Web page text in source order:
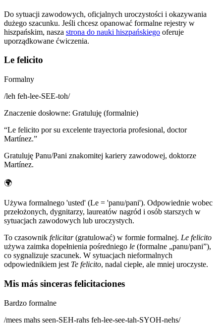
Do sytuacji zawodowych, oficjalnych uroczystości i okazywania
dużego szacunku. Jeśli chcesz opanować formalne rejestry w
hiszpańskim, nasza strona do nauki hiszpańskiego oferuje
uporządkowane ćwiczenia.
Le felicito
Formalny
/leh feh-lee-SEE-toh/
Znaczenie dosłowne: Gratuluję (formalnie)
“Le felicito por su excelente trayectoria profesional, doctor
Martínez.”
Gratuluję Panu/Pani znakomitej kariery zawodowej, doktorze
Martínez.
🌍
Używa formalnego 'usted' (Le = 'panu/pani'). Odpowiednie wobec
przełożonych, dygnitarzy, laureatów nagród i osób starszych w
sytuacjach zawodowych lub uroczystych.
To czasownik felicitar(gratulować) w formie formalnej. Le felicito
używa zaimka dopełnienia pośredniego le (formalne „panu/pani”),
co sygnalizuje szacunek. W sytuacjach nieformalnych
odpowiednikiem jest Te felicito, nadal ciepłe, ale mniej uroczyste.
Mis más sinceras felicitaciones
Bardzo formalne
/mees mahs seen-SEH-rahs feh-lee-see-tah-SYOH-nehs/